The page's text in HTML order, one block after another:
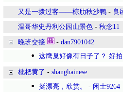
又是一拨过客——棕肋秋沙鸭 - 良
温哥华史丹利公园山景色 - 秋念11
晚班交接 - dan7901042
这鹰巢好像有日子了？ 好拍
枇杷黄了 - shanghainese
挺漂亮，欣赏。
- 闲士9264